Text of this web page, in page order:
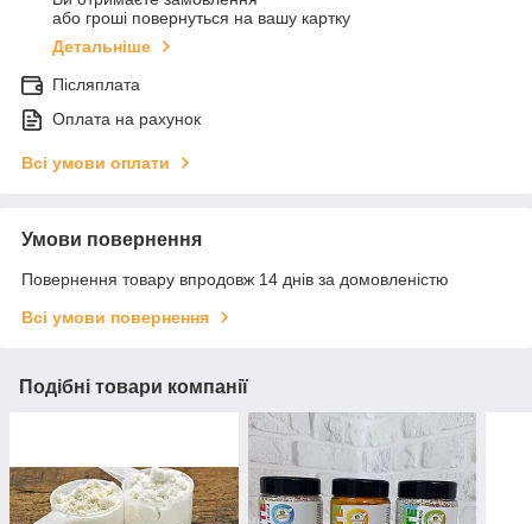
або гроші повернуться на вашу картку
Детальніше
Післяплата
Оплата на рахунок
Всі умови оплати
Умови повернення
Повернення товару впродовж 14 днів за домовленістю
Всі умови повернення
Подібні товари компанії